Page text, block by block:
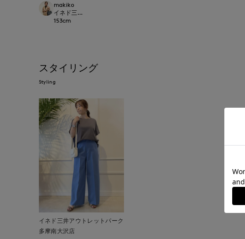
makiko
イネド三井アウトレットパーク多摩南大沢店
153cm
スタイリング
Styling
イネド三井アウトレットパーク
多摩南大沢店